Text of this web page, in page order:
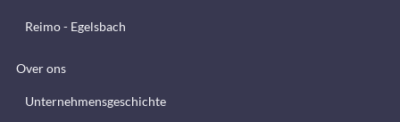
Reimo - Egelsbach
Over ons
Unternehmensgeschichte